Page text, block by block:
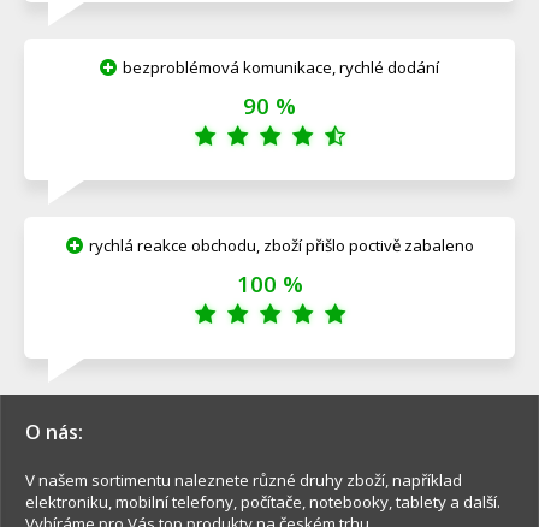
bezproblémová komunikace, rychlé dodání
90 %
rychlá reakce obchodu, zboží přišlo poctivě zabaleno
100 %
O nás:
V našem sortimentu naleznete různé druhy zboží, například
elektroniku, mobilní telefony, počítače, notebooky, tablety a další.